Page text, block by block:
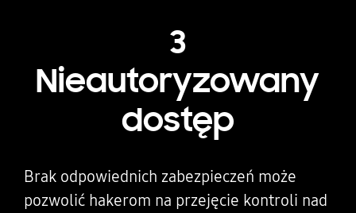
3
Nieautoryzowany
dostęp
Brak odpowiednich zabezpieczeń może
pozwolić hakerom na przejęcie kontroli nad